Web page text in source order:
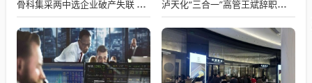
骨科集采两中选企业破产失联 官方罕见通报 泸天化“三合一”高管王斌辞职：高管变动叠加财务、业绩双重压力，公司进入阶段性调整期